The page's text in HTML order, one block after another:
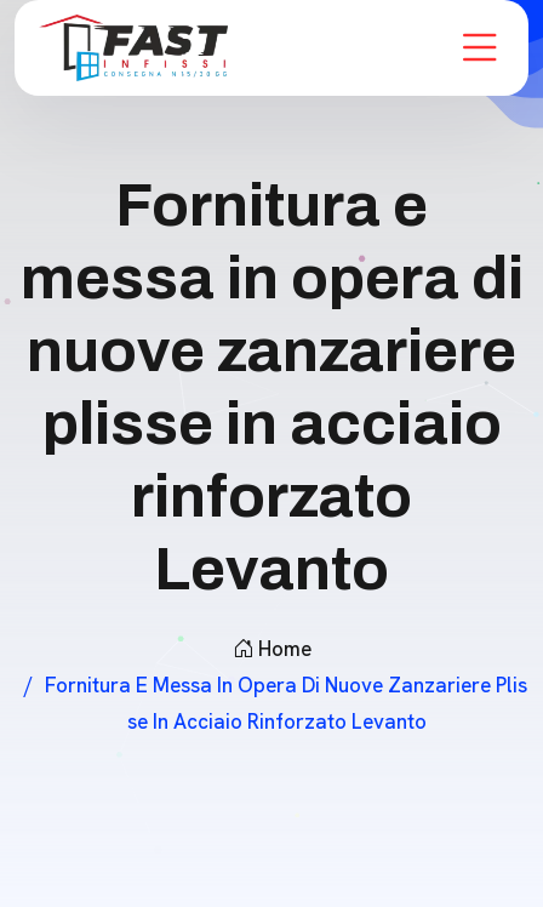
Fornitura e
messa in opera di
nuove zanzariere
plisse in acciaio
rinforzato
Levanto
Home
Fornitura E Messa In Opera Di Nuove Zanzariere Plis
Se In Acciaio Rinforzato Levanto